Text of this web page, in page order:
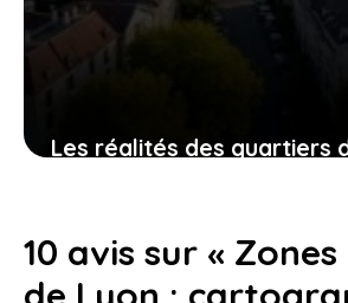
Les réalités des quartiers
11 juin 2026
10 avis sur «